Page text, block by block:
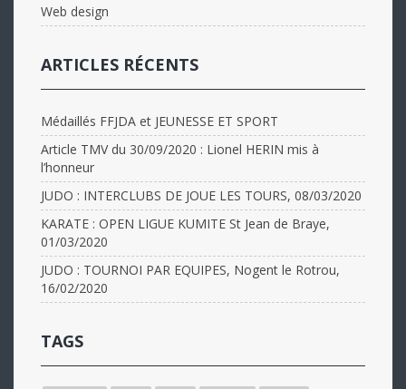
Web design
ARTICLES RÉCENTS
Médaillés FFJDA et JEUNESSE ET SPORT
Article TMV du 30/09/2020 : Lionel HERIN mis à
l’honneur
JUDO : INTERCLUBS DE JOUE LES TOURS, 08/03/2020
KARATE : OPEN LIGUE KUMITE St Jean de Braye,
01/03/2020
JUDO : TOURNOI PAR EQUIPES, Nogent le Rotrou,
16/02/2020
TAGS